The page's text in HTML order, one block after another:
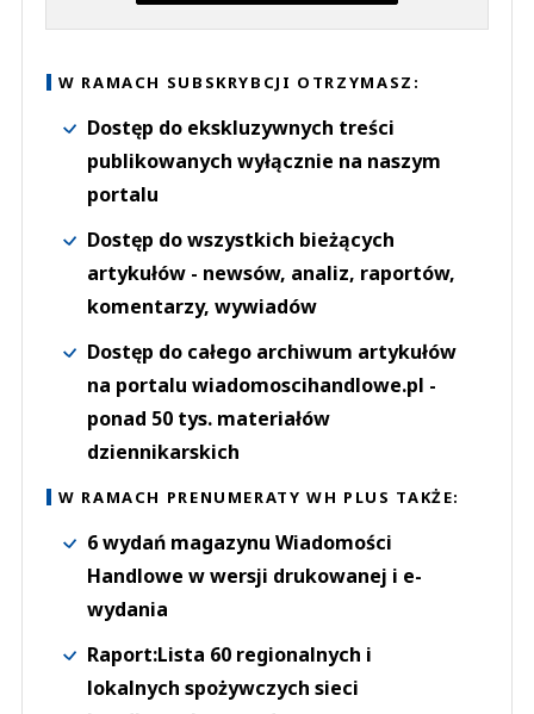
W RAMACH SUBSKRYBCJI OTRZYMASZ:
Dostęp do ekskluzywnych treści
publikowanych wyłącznie na naszym
portalu
Dostęp do wszystkich bieżących
artykułów - newsów, analiz, raportów,
komentarzy, wywiadów
Dostęp do całego archiwum artykułów
na portalu wiadomoscihandlowe.pl -
ponad 50 tys. materiałów
dziennikarskich
W RAMACH PRENUMERATY WH PLUS TAKŻE:
6 wydań magazynu Wiadomości
Handlowe w wersji drukowanej i e-
wydania
Raport:Lista 60 regionalnych i
lokalnych spożywczych sieci